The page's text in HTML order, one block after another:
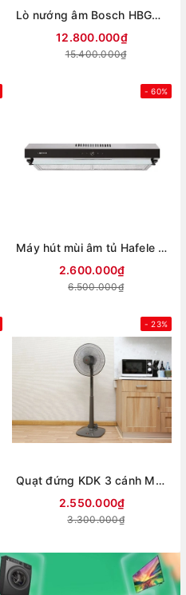
Lò nướng âm Bosch HBG536ES3 71 lít
12.800.000₫
15.400.000₫
- 60%
Máy hút mùi âm tủ Hafele HC-H7031BB
2.600.000₫
6.500.000₫
- 23%
Quạt đứng KDK 3 cánh M40K GY 50W
2.550.000₫
3.300.000₫